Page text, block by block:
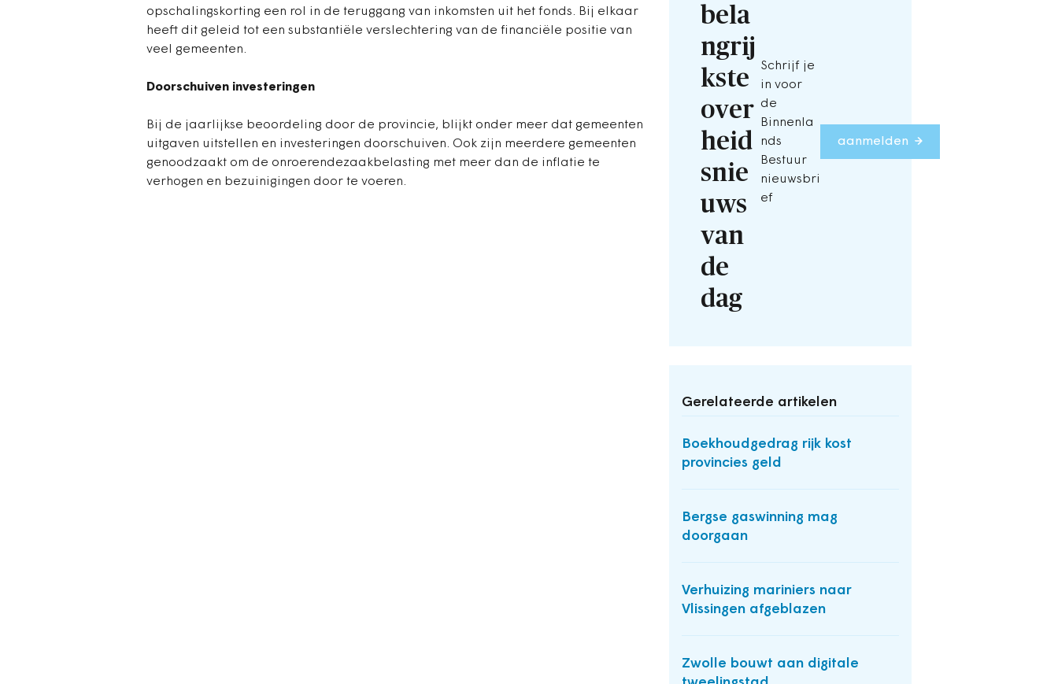
bela
ngrij
kste
over
heid
snie
uws
van
de
dag
Schrijf je
in voor
de
Binnenla
nds
Bestuur
nieuwsbri
ef
aanmelden
Gerelateerde artikelen
Boekhoudgedrag rijk kost
provincies geld
Bergse gaswinning mag
doorgaan
Verhuizing mariniers naar
Vlissingen afgeblazen
Zwolle bouwt aan digitale
opschalingskorting een rol in de teruggang van inkomsten uit het fonds. Bij elkaar
heeft dit geleid tot een substantiële verslechtering van de financiële positie van
veel gemeenten.
Doorschuiven investeringen
Bij de jaarlijkse beoordeling door de provincie, blijkt onder meer dat gemeenten
uitgaven uitstellen en investeringen doorschuiven. Ook zijn meerdere gemeenten
genoodzaakt om de onroerendezaakbelasting met meer dan de inflatie te
verhogen en bezuinigingen door te voeren.